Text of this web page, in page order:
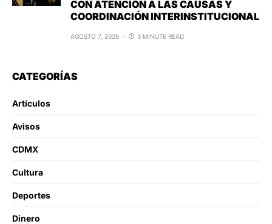
CON ATENCIÓN A LAS CAUSAS Y
COORDINACIÓN INTERINSTITUCIONAL
AGOSTO 7, 2026 3 MINUTE READ
CATEGORÍAS
Artículos
Avisos
CDMX
Cultura
Deportes
Dinero